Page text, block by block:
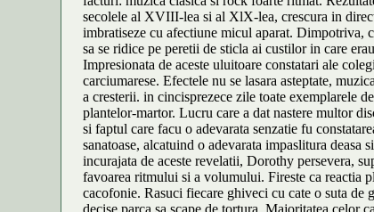
secolele al XVIII-lea si al XlX-lea, crescura in
imbratiseze cu afectiune micul aparat. Dimpotriva,
sa se ridice pe peretii de sticla ai custilor in care
Impresionata de aceste uluitoare constatari ale
carciumarese. Efectele nu se lasara asteptate,
a cresterii. in cincisprezece zile toate exemplarele
plantelor-martor. Lucru care a dat nastere multor
si faptul care facu o adevarata senzatie fu
sanatoase, alcatuind o adevarata impaslitura deasa
incurajata de aceste revelatii, Dorothy persevera,
favoarea ritmului si a volumului. Fireste ca reactia
cacofonie. Rasuci fiecare ghiveci cu cate o suta de
decise parca sa scape de tortura. Majoritatea celor